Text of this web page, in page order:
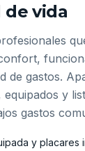
de vida
de gastos.
equipados y
gastos
y placares